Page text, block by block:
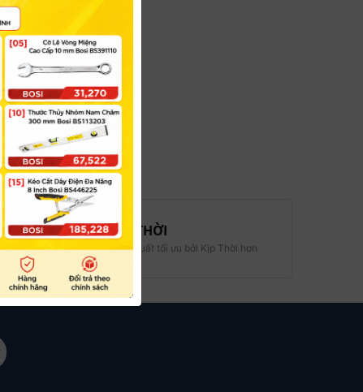
KỊP THỜI
Hiệu suất tối ưu bởi Kịp Thời hơn